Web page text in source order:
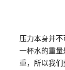
压力本身并
一杯水的重
重，所以我们